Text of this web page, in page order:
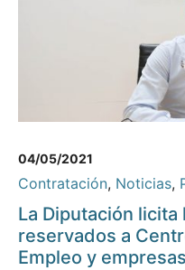
04/05/2021
Contratación, Noticias,
La Diputación
reservados a
Empleo y